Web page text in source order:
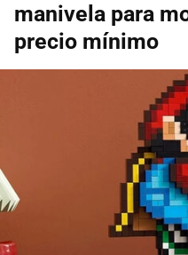
manivela para
precio mínimo